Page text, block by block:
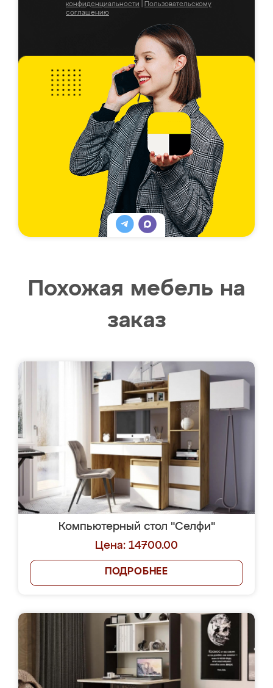
конфиденциальности
Пользовательскому
соглашению
Похожая мебель на
заказ
Компьютерный стол "Селфи"
Цена: 14700.00
ПОДРОБНЕЕ